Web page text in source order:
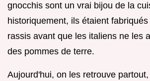
gnocchis sont un vrai bijou de la
historiquement, ils étaient
rassis avant que les italiens ne les
des pommes de terre.
Aujourd'hui, on les retrouve